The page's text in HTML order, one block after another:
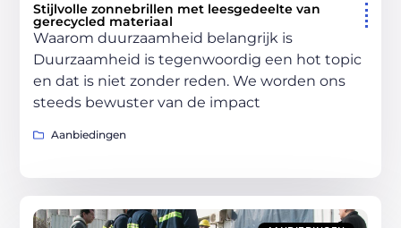
Stijlvolle zonnebrillen met leesgedeelte van
gerecycled materiaal
Waarom duurzaamheid belangrijk is
Duurzaamheid is tegenwoordig een hot topic
en dat is niet zonder reden. We worden ons
steeds bewuster van de impact
Aanbiedingen